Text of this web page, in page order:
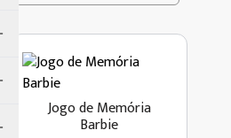
Jogo de Memória
Barbie